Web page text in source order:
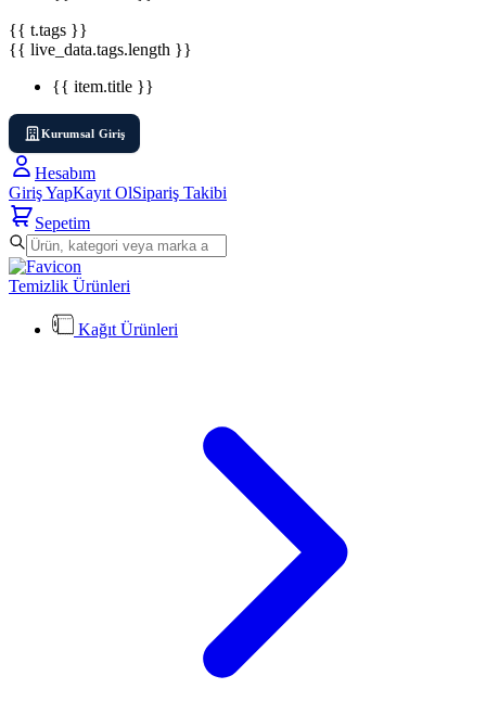
{{ t.tags }}
{{ live_data.tags.length }}
{{ item.title }}
Kurumsal Giriş
Hesabım
Giriş YapKayıt OlSipariş Takibi
Sepetim
Temizlik Ürünleri
Kağıt Ürünleri